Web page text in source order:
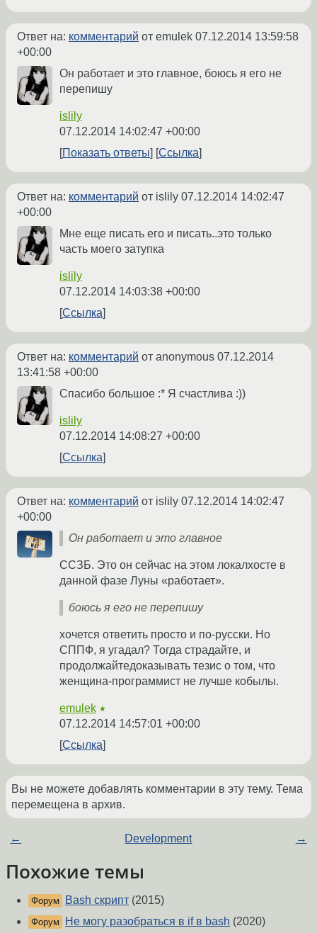
Ответ на: комментарий от emulek 07.12.2014 13:59:58
+00:00
Он работает и это главное, боюсь я его не
перепишу
islily
07.12.2014 14:02:47 +00:00
Показать ответы
Ссылка
Ответ на: комментарий от islily 07.12.2014 14:02:47
+00:00
Мне еще писать его и писать..это только
часть моего затупка
islily
07.12.2014 14:03:38 +00:00
Ссылка
Ответ на: комментарий от anonymous 07.12.2014
13:41:58 +00:00
Спасибо большое :* Я счастлива :))
islily
07.12.2014 14:08:27 +00:00
Ссылка
Ответ на: комментарий от islily 07.12.2014 14:02:47
+00:00
Он работает и это главное
ССЗБ. Это он сейчас на этом локалхосте в
данной фазе Луны «работает».
боюсь я его не перепишу
хочется ответить просто и по-русски. Но
СППФ, я угадал? Тогда страдайте, и
продолжайтедоказывать тезис о том, что
женщина-программист не лучше кобылы.
emulek ★
07.12.2014 14:57:01 +00:00
Ссылка
Вы не можете добавлять комментарии в эту тему. Тема
перемещена в архив.
← Development →
Похожие темы
Форум Bash скрипт (2015)
Форум Не могу разобраться в if в bash (2020)